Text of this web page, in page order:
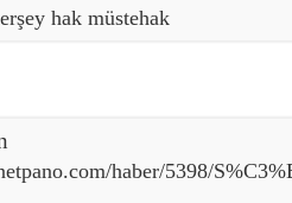
hak müstehak
haber/5398/